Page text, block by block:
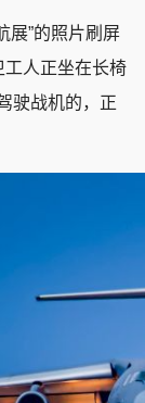
”的照片刷屏
工人正坐在长椅
驶战机的，正